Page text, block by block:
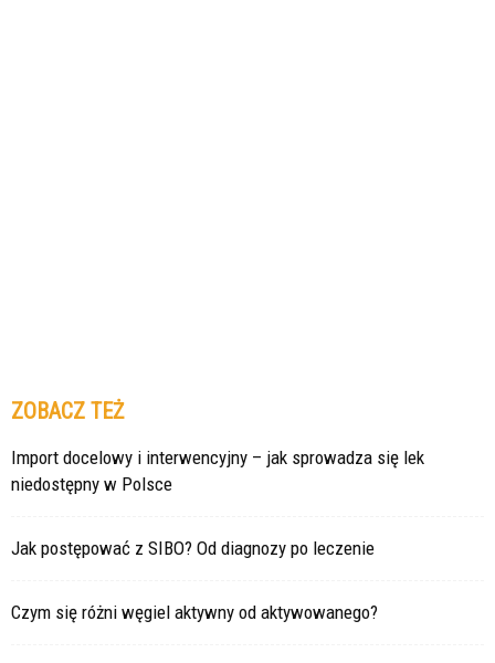
ZOBACZ TEŻ
Import docelowy i interwencyjny – jak sprowadza się lek
niedostępny w Polsce
Jak postępować z SIBO? Od diagnozy po leczenie
Czym się różni węgiel aktywny od aktywowanego?